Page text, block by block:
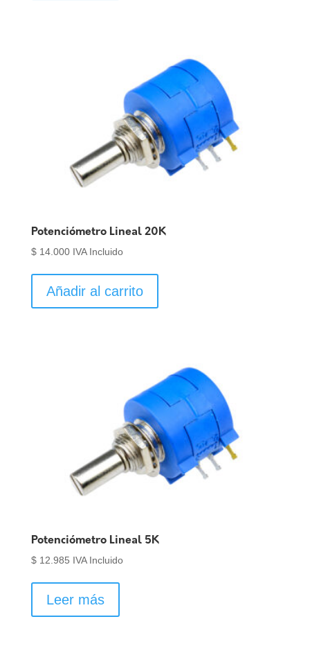
Potenciómetro Lineal 20K
$14.000 IVA Incluido
Añadir al carrito
Potenciómetro Lineal 5K
$12.985 IVA Incluido
Leer más